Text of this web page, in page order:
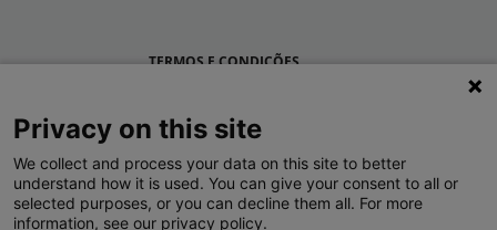
TERMOS E CONDIÇÕES
LEGRAND PORTUGAL
GRUPO LEGRAND NO MUNDO
Privacy on this site
We collect and process your data on this site to better
understand how it is used. You can give your consent to all or
selected purposes, or you can decline them all. For more
information, see our privacy policy.